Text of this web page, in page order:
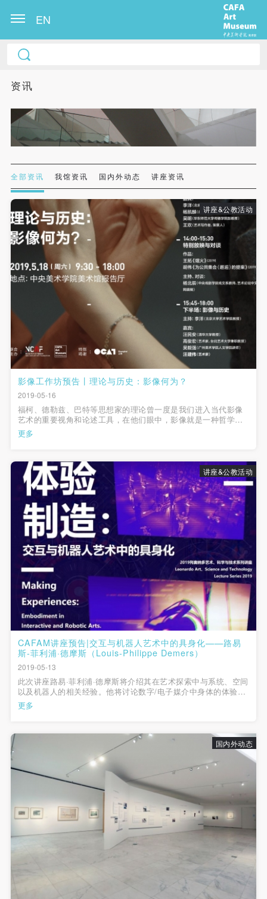
EN
资讯
全部资讯 我馆资讯 国内外动态 讲座资讯
讲座&公教活动
影像工作坊预告丨理论与历史：影像何为？
2019-05-16
福柯、德勒兹、巴特等思想家的理论曾一度是我们进入当代影像
艺术的重要视角和论述工具，在他们眼中，影像就是一种哲学实
验，而他们的写作本身也可以说是一部影像——装置。
更多
讲座&公教活动
CAFAM讲座预告|交互与机器人艺术中的具身化——路易
斯-菲利浦·德摩斯（Louis-Philippe Demers）
2019-05-13
此次讲座路易·菲利浦·德摩斯将介绍其在艺术探索中与系统、空间
以及机器人的相关经验。他将讨论数字/电子媒介中身体的体验，
更关注其物理性和模拟性，而非只看到虚拟性和数字性。
更多
国内外动态
中央美术学院美术馆出版授权协议书
称“CAFAM”），愿意将本人参与中央美术学院美术馆
动）的涉及本人的图像、照片、文字、著作、活动成
果（如参与工作坊创作的作品）提交中央美术学院用
它数字媒体形式公开出版，并同意编入《中国知识资
源总库》《中央美术学院资料库》《中央美术学院美
术馆资料库》等相关资料、文献、档案机构和平台，
在中央美术学院中使用和在互联网上传播，同意按相
关“章程”规定享受相关权益。
中央美术学院美术馆活动安全免责协议书
第一条
本次活动公平公正、自愿参加与退出、风险与责任自
负的原则。但活动有风险，参加者应有必要的风险意
识。
第二条
参加本次活动者必须遵守中华人民共和国的相关法
律、法规，必须遵循道德和社会公德规范，并应该具
备以人为本、团结友爱、互相帮助和助人为乐的良好
品质。
第三条
参加本次活动人员应该是成年人（具有完全民事行为
同下参观。
第四条
参加活动者在此次活动期间的人身安全责任自负。鼓
励参加者自行购买人身安全保险。活动中一旦出现事
故，活动中任何非事故当事人及美术馆将不承担人身
事故的任何责任，但有互相援助的义务。参加活动的
成员应当积极主动的组织实施救援工作，但对事故本
身不承担任何法律责任和经济责任。参加本次活动者
的人身安全不负有民事及相关连带责任。
第五条
参加活动者在此次活动期间应主动遵守美术馆活动秩
序、维护美术馆场地及展示、展览、馆藏艺术作品及
衍生品的安全。活动中一旦因个人原因造成美术馆场
地、空间、艺术品、衍生品等受到不同程度的损失、
破坏。活动中任何非事故当事人及美术馆将不承担相
文、组织规定进行协商和赔偿。并追究相应的法律责
任和经济责任。
第六条
参与活动者在参与活动时应当在美术馆工作人员及活
动导师、教师指导下进行，并正确的使用活动中所涉
及到的绘画工具、创作材料及配套设备、设施，若参
与者因个人原因在使用相应绘画工具、创作材料及配
套设备、设施造成个人受伤、伤害他人及造成相应工
具、材料、设备或设施的故障或损坏。参与活动者应
当承当相应的全部责任，并主动赔偿相应的经济损
中央美术学院美术馆出版授权协议书
称“CAFAM”），愿意将本人参与中央美术学院美术馆
动）的涉及本人的图像、照片、文字、著作、活动成
果（如参与工作坊创作的作品）提交中央美术学院用
它数字媒体形式公开出版，并同意编入《中国知识资
源总库》《中央美术学院资料库》《中央美术学院美
术馆资料库》等相关资料、文献、档案机构和平台，
在中央美术学院中使用和在互联网上传播，同意按相
关“章程”规定享受相关权益。
中央美术学院美术馆活动安全免责协议书
第一条
本次活动公平公正、自愿参加与退出、风险与责任自
负的原则。但活动有风险，参加者应有必要的风险意
识。
第二条
参加本次活动者必须遵守中华人民共和国的相关法
律、法规，必须遵循道德和社会公德规范，并应该具
备以人为本、团结友爱、互相帮助和助人为乐的良好
品质。
第三条
参加本次活动人员应该是成年人（具有完全民事行为
同下参观。
第四条
参加活动者在此次活动期间的人身安全责任自负。鼓
励参加者自行购买人身安全保险。活动中一旦出现事
故，活动中任何非事故当事人及美术馆将不承担人身
事故的任何责任，但有互相援助的义务。参加活动的
成员应当积极主动的组织实施救援工作，但对事故本
身不承担任何法律责任和经济责任。参加本次活动者
的人身安全不负有民事及相关连带责任。
第五条
参加活动者在此次活动期间应主动遵守美术馆活动秩
序、维护美术馆场地及展示、展览、馆藏艺术作品及
衍生品的安全。活动中一旦因个人原因造成美术馆场
地、空间、艺术品、衍生品等受到不同程度的损失、
破坏。活动中任何非事故当事人及美术馆将不承担相
文、组织规定进行协商和赔偿。并追究相应的法律责
任和经济责任。
第六条
参与活动者在参与活动时应当在美术馆工作人员及活
动导师、教师指导下进行，并正确的使用活动中所涉
及到的绘画工具、创作材料及配套设备、设施，若参
与者因个人原因在使用相应绘画工具、创作材料及配
套设备、设施造成个人受伤、伤害他人及造成相应工
具、材料、设备或设施的故障或损坏。参与活动者应
当承当相应的全部责任，并主动赔偿相应的经济损
中央美术学院美术馆出版授权协议书
称“CAFAM”），愿意将本人参与中央美术学院美术馆
动）的涉及本人的图像、照片、文字、著作、活动成
果（如参与工作坊创作的作品）提交中央美术学院用
它数字媒体形式公开出版，并同意编入《中国知识资
源总库》《中央美术学院资料库》《中央美术学院美
术馆资料库》等相关资料、文献、档案机构和平台，
在中央美术学院中使用和在互联网上传播，同意按相
关“章程”规定享受相关权益。
中央美术学院美术馆活动安全免责协议书
第一条
本次活动公平公正、自愿参加与退出、风险与责任自
负的原则。但活动有风险，参加者应有必要的风险意
识。
第二条
参加本次活动者必须遵守中华人民共和国的相关法
律、法规，必须遵循道德和社会公德规范，并应该具
备以人为本、团结友爱、互相帮助和助人为乐的良好
品质。
第三条
参加本次活动人员应该是成年人（具有完全民事行为
同下参观。
第四条
参加活动者在此次活动期间的人身安全责任自负。鼓
励参加者自行购买人身安全保险。活动中一旦出现事
故，活动中任何非事故当事人及美术馆将不承担人身
事故的任何责任，但有互相援助的义务。参加活动的
成员应当积极主动的组织实施救援工作，但对事故本
身不承担任何法律责任和经济责任。参加本次活动者
的人身安全不负有民事及相关连带责任。
第五条
参加活动者在此次活动期间应主动遵守美术馆活动秩
序、维护美术馆场地及展示、展览、馆藏艺术作品及
衍生品的安全。活动中一旦因个人原因造成美术馆场
地、空间、艺术品、衍生品等受到不同程度的损失、
破坏。活动中任何非事故当事人及美术馆将不承担相
文、组织规定进行协商和赔偿。并追究相应的法律责
任和经济责任。
第六条
参与活动者在参与活动时应当在美术馆工作人员及活
动导师、教师指导下进行，并正确的使用活动中所涉
及到的绘画工具、创作材料及配套设备、设施，若参
与者因个人原因在使用相应绘画工具、创作材料及配
套设备、设施造成个人受伤、伤害他人及造成相应工
具、材料、设备或设施的故障或损坏。参与活动者应
当承当相应的全部责任，并主动赔偿相应的经济损